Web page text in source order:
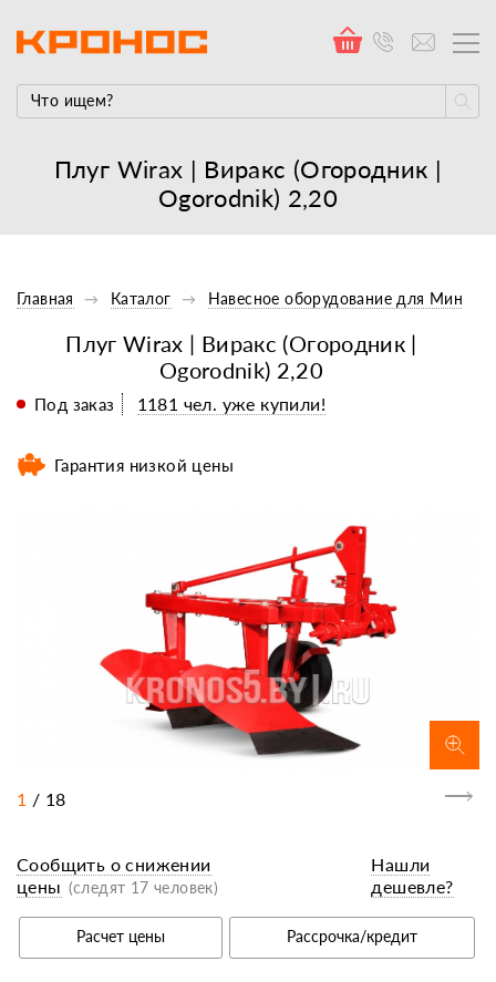
Плуг Wirax | Виракс (Огородник |
Оgorodnik) 2,20
Главная Каталог Навесное оборудование для
Плуг Wirax | Виракс (Огородник |
Оgorodnik) 2,20
Под заказ 1181 чел. уже купили!
Гарантия низкой цены
1 / 18
Расчет цены Рассрочка/кредит
Сообщить о снижении
цены (следят 17 человек)
Нашли
дешевле?